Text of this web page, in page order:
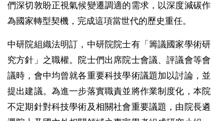
們深切敦盼正視氣候變遷調適的需求，以深度減碳作
為國家轉型契機，完成這項當世代的歷史重任。
中研院組織法明訂，中研院院士有「籌議國家學術研
究方針」之職權。院士們出席院士會議、評議會等會
議時，會中均曾就各重要科技學術議題加以討論，並
提出建議。為進一步落實職責並將作業制度化，本院
不定期針對科技學術及相關社會重要議題，由院長遴